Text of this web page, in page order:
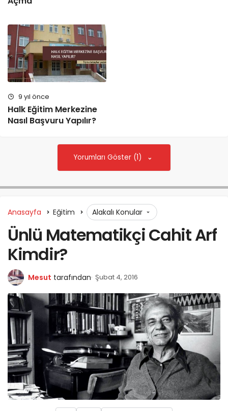
9 yıl önce
Halk Eğitim Merkezine
Nasıl Başvuru Yapılır?
Yorumları Göster (1)
Anasayfa Eğitim Alakalı Konular
Ünlü Matematikçi Cahit Arf
Kimdir?
Mesut tarafından Şubat 4, 2016